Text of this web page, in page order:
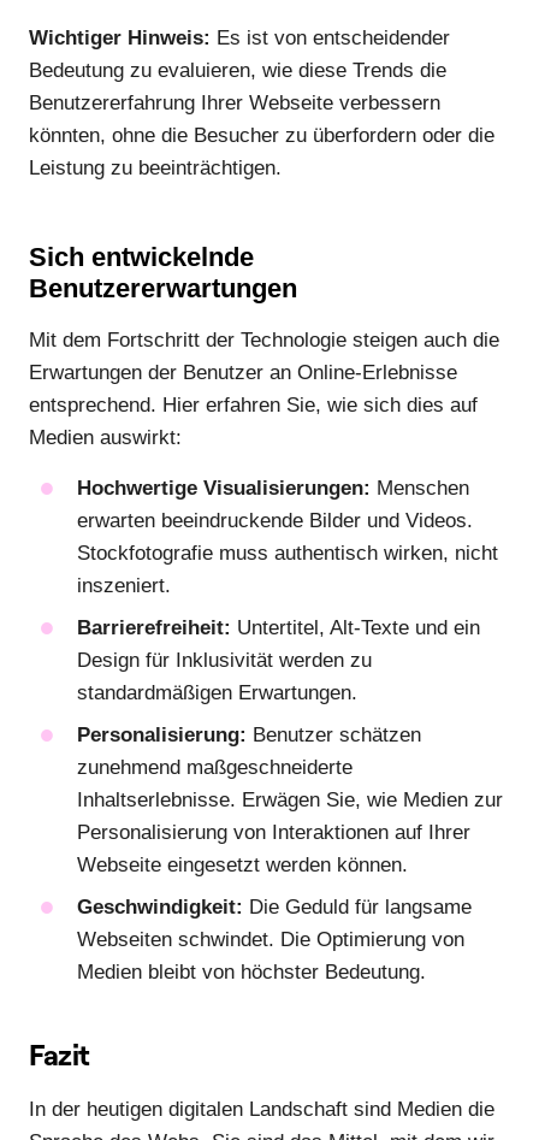
Wichtiger Hinweis: Es ist von entscheidender
Bedeutung zu evaluieren, wie diese Trends die
Benutzererfahrung Ihrer Webseite verbessern
könnten, ohne die Besucher zu überfordern oder die
Leistung zu beeinträchtigen.
Sich entwickelnde
Benutzererwartungen
Mit dem Fortschritt der Technologie steigen auch die
Erwartungen der Benutzer an Online-Erlebnisse
entsprechend. Hier erfahren Sie, wie sich dies auf
Medien auswirkt:
Hochwertige Visualisierungen: Menschen
erwarten beeindruckende Bilder und Videos.
Stockfotografie muss authentisch wirken, nicht
inszeniert.
Barrierefreiheit: Untertitel, Alt-Texte und ein
Design für Inklusivität werden zu
standardmäßigen Erwartungen.
Personalisierung: Benutzer schätzen
zunehmend maßgeschneiderte
Inhaltserlebnisse. Erwägen Sie, wie Medien zur
Personalisierung von Interaktionen auf Ihrer
Webseite eingesetzt werden können.
Geschwindigkeit: Die Geduld für langsame
Webseiten schwindet. Die Optimierung von
Medien bleibt von höchster Bedeutung.
Fazit
In der heutigen digitalen Landschaft sind Medien die